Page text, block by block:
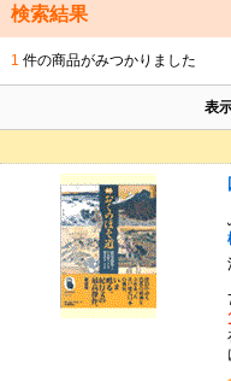
検索結果
1 件の商品がみつかりました
表